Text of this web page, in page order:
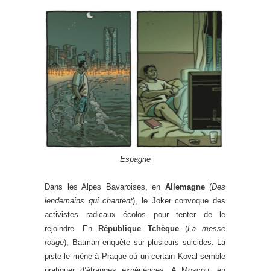
Espagne
Dans les Alpes Bavaroises, en Allemagne(Des
lendemains qui chantent), le Joker convoque des
activistes radicaux écolos pour tenter de le
rejoindre. En
République Tchèque(La messe
rouge), Batman enquête sur plusieurs suicides. La
piste le mène à Praque où un certain Koval semble